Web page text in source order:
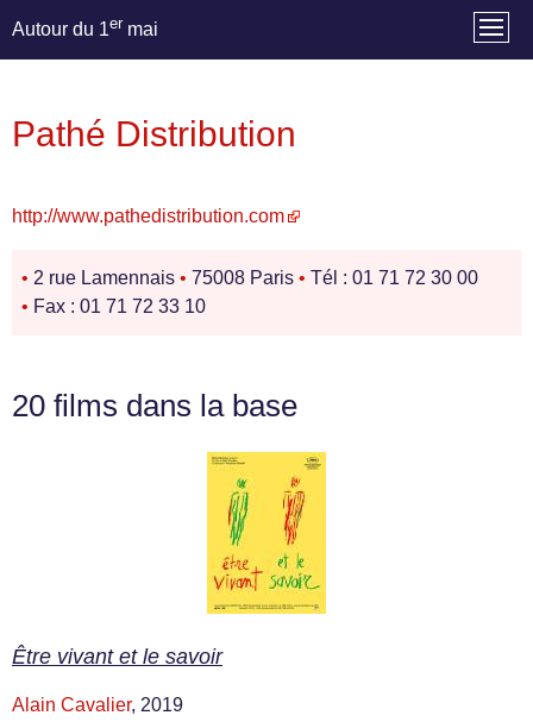
Autour du 1er mai
Pathé Distribution
http://www.pathedistribution.com
• 2 rue Lamennais • 75008 Paris • Tél : 01 71 72 30 00
• Fax : 01 71 72 33 10
20 films dans la base
Être vivant et le savoir
Alain Cavalier, 2019